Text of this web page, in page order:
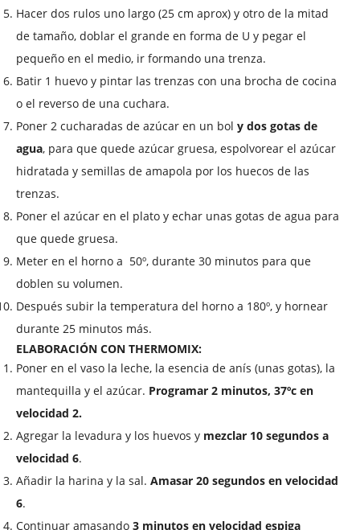
Hacer dos rulos uno largo (25 cm aprox) y otro de la mitad
de tamaño, doblar el grande en forma de U y pegar el
pequeño en el medio, ir formando una trenza.
Batir 1 huevo y pintar las trenzas con una brocha de cocina
o el reverso de una cuchara.
Poner 2 cucharadas de azúcar en un bol y dos gotas de
agua, para que quede azúcar gruesa, espolvorear el azúcar
hidratada y semillas de amapola por los huecos de las
trenzas.
Poner el azúcar en el plato y echar unas gotas de agua para
que quede gruesa.
Meter en el horno a 50º, durante 30 minutos para que
doblen su volumen.
Después subir la temperatura del horno a 180º, y hornear
durante 25 minutos más.
ELABORACIÓN CON THERMOMIX:
Poner en el vaso la leche, la esencia de anís (unas gotas), la
mantequilla y el azúcar. Programar 2 minutos, 37ºc en
velocidad 2.
Agregar la levadura y los huevos y mezclar 10 segundos a
velocidad 6.
Añadir la harina y la sal. Amasar 20 segundos en velocidad
6.
Continuar amasando 3 minutos en velocidad espiga